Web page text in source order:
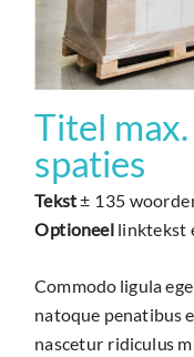
Titel
spaties
Tekst± 135
Optioneellinktekst
Commodo ligula
natoque penatibus
nascetur ridiculus